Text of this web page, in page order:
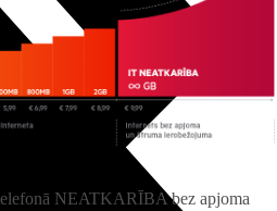
NEATKARĪBA bez apjoma